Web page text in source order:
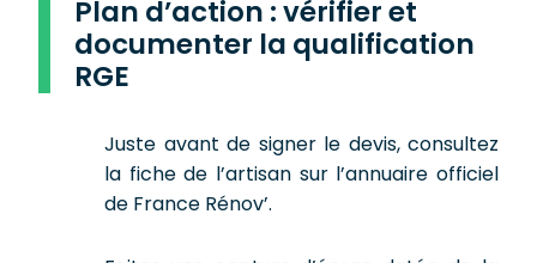
Plan d’action : vérifier et
documenter la qualification
RGE
Juste avant de signer le devis, consultez
la fiche de l’artisan sur l’annuaire officiel
de France Rénov’.